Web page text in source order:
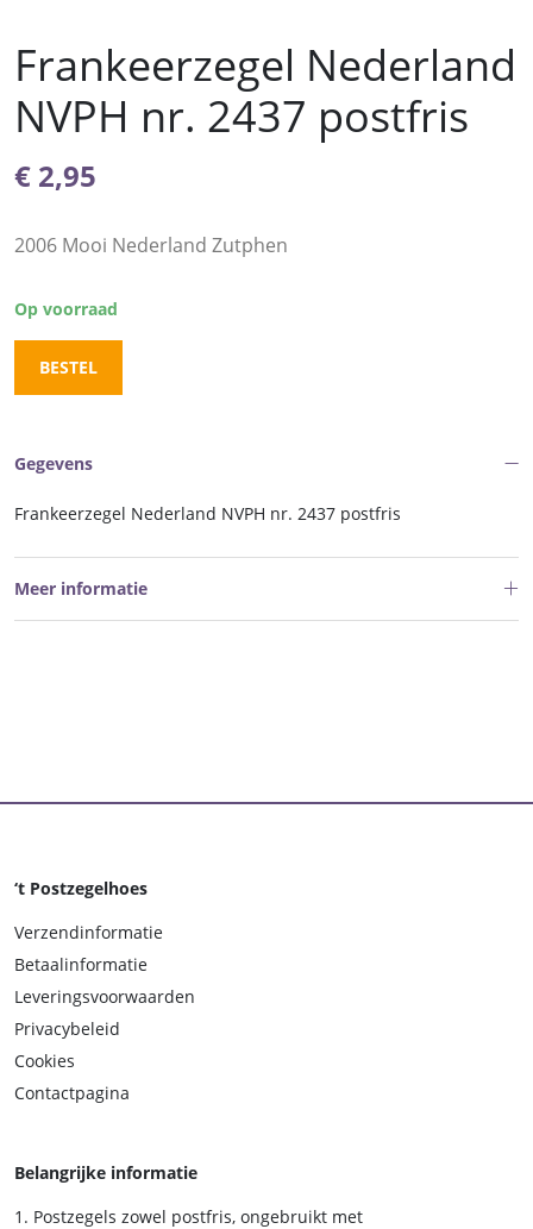
Frankeerzegel Nederland
NVPH nr. 2437 postfris
€ 2,95
2006 Mooi Nederland Zutphen
Op voorraad
BESTEL
Gegevens
Frankeerzegel Nederland NVPH nr. 2437 postfris
Meer informatie
‘t Postzegelhoes
Verzendinformatie
Betaalinformatie
Leveringsvoorwaarden
Privacybeleid
Cookies
Contactpagina
Belangrijke informatie
Postzegels zowel postfris, ongebruikt met